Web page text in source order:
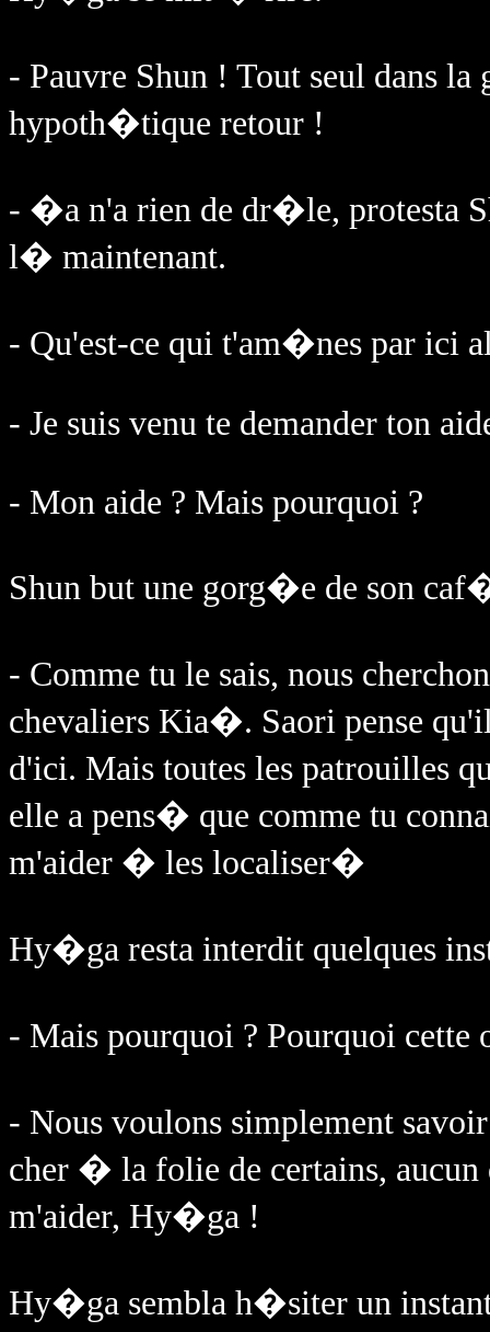
- Pauvre Shun ! Tout seul dans
hypoth�tique retour !
- �a n'a rien de dr�le, protesta
l� maintenant.
- Qu'est-ce qui t'am�nes par ici
- Je suis venu te demander ton
- Mon aide ? Mais pourquoi ?
Shun but une gorg�e de son
- Comme tu le sais, nous
chevaliers Kia�. Saori pense
d'ici. Mais toutes les patrouilles
elle a pens� que comme tu
m'aider � les localiser�
Hy�ga resta interdit quelques
- Mais pourquoi ? Pourquoi
- Nous voulons simplement
cher � la folie de certains, aucun
m'aider, Hy�ga !
Hy�ga sembla h�siter un